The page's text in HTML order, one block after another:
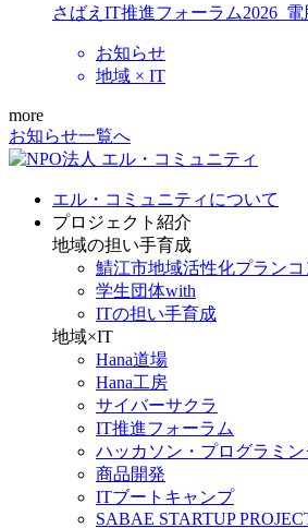
さばえIT推進フォーラム2026_電
お知らせ
地域 × IT
more
お知らせ一覧へ
エル・コミュニティについて
プロジェクト紹介
地域の担い手育成
鯖江市地域活性化プランコ
学生団体with
ITの担い手育成
地域×IT
Hana道場
Hana工房
サイバーサクラ
IT推進フォーラム
ハッカソン・プログラミン
商品開発
ITブートキャンプ
SABAE STARTUP